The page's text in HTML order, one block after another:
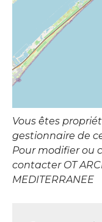
Vous êtes
gestionnaire de
Pour modifier ou
contacter OT
MEDITERRANEE